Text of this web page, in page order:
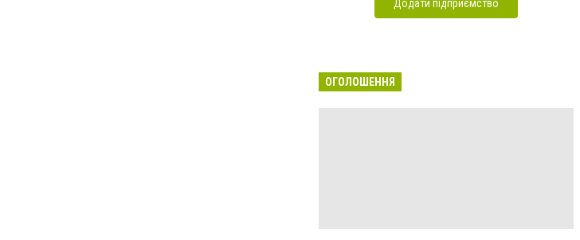
Додати підприємство
ОГОЛОШЕННЯ